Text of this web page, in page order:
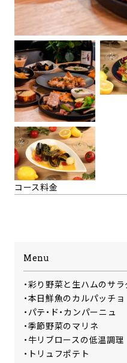
コース料金
Menu
・彩り野菜と生ハムのサラ
・本日鮮魚のカルパッチョ
・パテ・ド・カンパーニュ
・季節野菜のマリネ
・牛リブロースの低温調理
・トリュフポテト